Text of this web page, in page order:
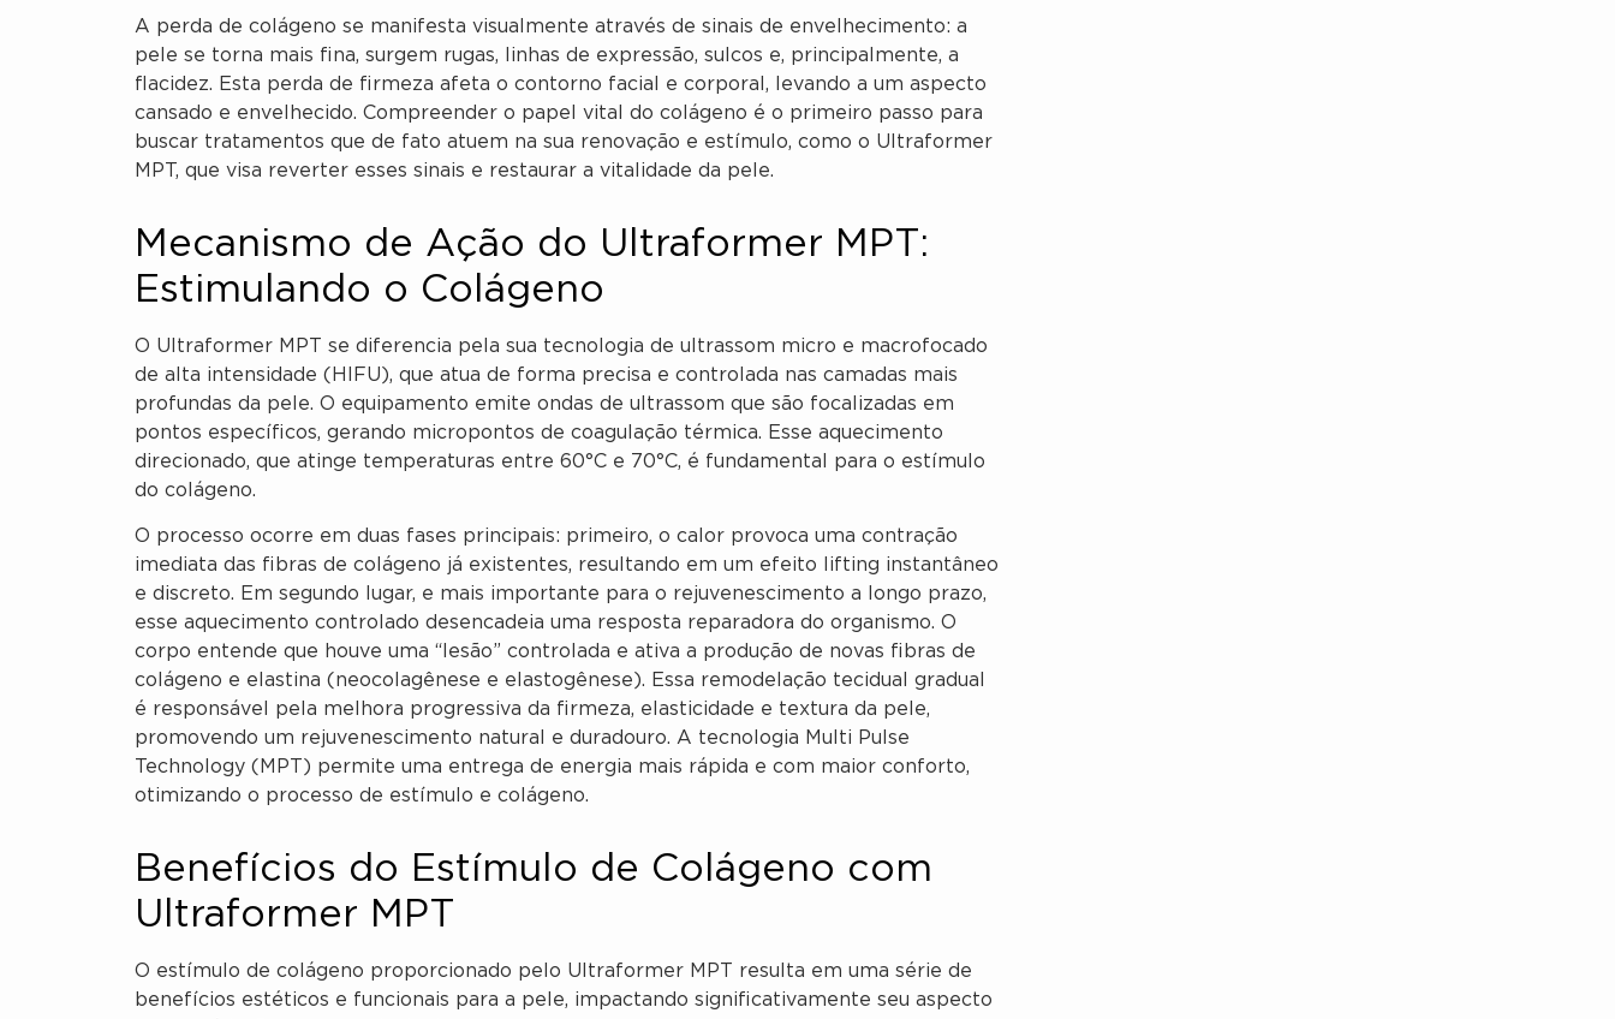
A perda de colágeno se manifesta visualmente através de sinais de envelhecimento: a
pele se torna mais fina, surgem rugas, linhas de expressão, sulcos e, principalmente, a
flacidez. Esta perda de firmeza afeta o contorno facial e corporal, levando a um aspecto
cansado e envelhecido. Compreender o papel vital do colágeno é o primeiro passo para
buscar tratamentos que de fato atuem na sua renovação e estímulo, como o Ultraformer
MPT, que visa reverter esses sinais e restaurar a vitalidade da pele.
Mecanismo de Ação do Ultraformer MPT:
Estimulando o Colágeno
O Ultraformer MPT se diferencia pela sua tecnologia de ultrassom micro e macrofocado
de alta intensidade (HIFU), que atua de forma precisa e controlada nas camadas mais
profundas da pele. O equipamento emite ondas de ultrassom que são focalizadas em
pontos específicos, gerando micropontos de coagulação térmica. Esse aquecimento
direcionado, que atinge temperaturas entre 60°C e 70°C, é fundamental para o estímulo
do colágeno.
O processo ocorre em duas fases principais: primeiro, o calor provoca uma contração
imediata das fibras de colágeno já existentes, resultando em um efeito lifting instantâneo
e discreto. Em segundo lugar, e mais importante para o rejuvenescimento a longo prazo,
esse aquecimento controlado desencadeia uma resposta reparadora do organismo. O
corpo entende que houve uma “lesão” controlada e ativa a produção de novas fibras de
colágeno e elastina (neocolagênese e elastogênese). Essa remodelação tecidual gradual
é responsável pela melhora progressiva da firmeza, elasticidade e textura da pele,
promovendo um rejuvenescimento natural e duradouro. A tecnologia Multi Pulse
Technology (MPT) permite uma entrega de energia mais rápida e com maior conforto,
otimizando o processo de estímulo e colágeno.
Benefícios do Estímulo de Colágeno com
Ultraformer MPT
O estímulo de colágeno proporcionado pelo Ultraformer MPT resulta em uma série de
benefícios estéticos e funcionais para a pele, impactando significativamente seu aspecto